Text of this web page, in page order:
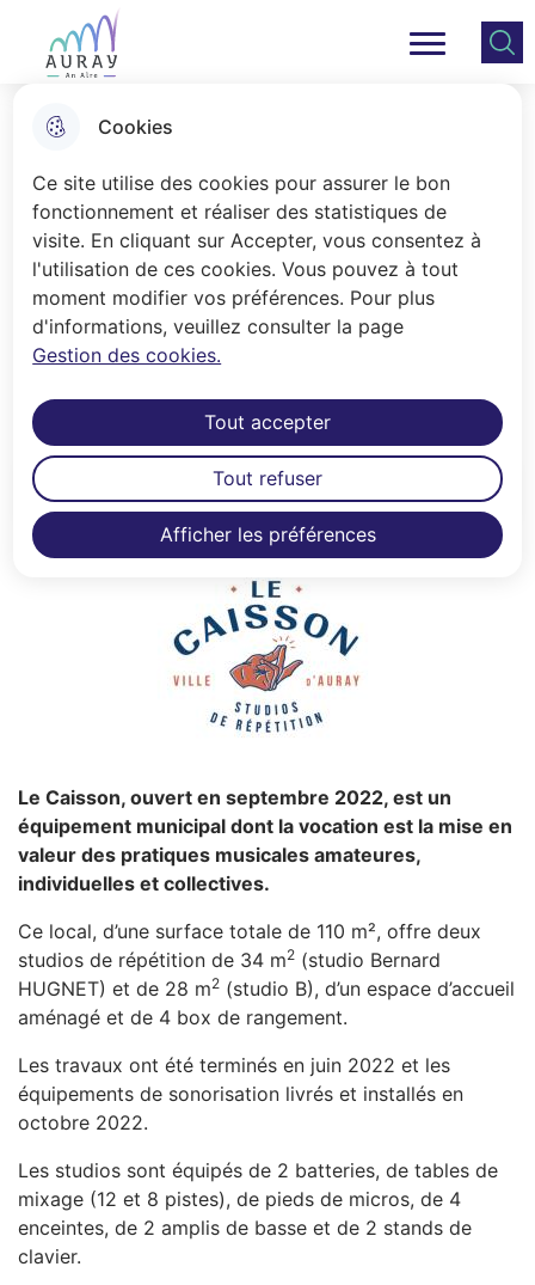
Cookies
Ce site utilise des cookies pour assurer le bon
fonctionnement et réaliser des statistiques de
visite. En cliquant sur Accepter, vous consentez à
l'utilisation de ces cookies. Vous pouvez à tout
moment modifier vos préférences. Pour plus
d'informations, veuillez consulter la page
Gestion des cookies.
Afficher les préférences
Tout accepter
Tout refuser
Aller
au
menu
Consulter
le plan
Ville Auray Menu principal
Accueil
Studios de répétition d'Auray -
Retrouvez ici toutes les informations
sur Le Caisson !
Le Caisson, ouvert en septembre 2022, est un
équipement municipal dont la vocation est la mise en
valeur des pratiques musicales amateures,
individuelles et collectives.
Ce local, d’une surface totale de 110 m², offre deux
studios de répétition de 34 m2 (studio Bernard
HUGNET) et de 28 m2 (studio B), d’un espace d’accueil
aménagé et de 4 box de rangement.
Les travaux ont été terminés en juin 2022 et les
équipements de sonorisation livrés et installés en
octobre 2022.
Les studios sont équipés de 2 batteries, de tables de
mixage (12 et 8 pistes), de pieds de micros, de 4
enceintes, de 2 amplis de basse et de 2 stands de
clavier.